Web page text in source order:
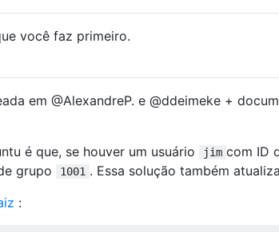
você faz primeiro.
em @AlexandreP. e @ddeimeke +
é que, se houver um usuário
jim com ID
grupo 1001 . Essa solução também
: